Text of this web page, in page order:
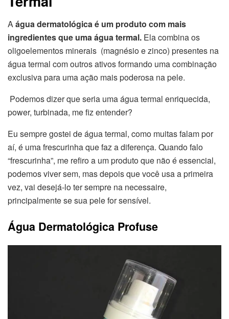
Aágua dermatológica é um produto com mais
ingredientes que uma água termal. Ela combina os
oligoelementos minerais (magnésio e zinco) presentes na
água termal com outros ativos formando uma combinação
exclusiva para uma ação mais poderosa na pele.
Podemos dizer que seria uma água termal enriquecida,
power, turbinada, me fiz entender?
Eu sempre gostei de água termal, como muitas falam por
aí, é uma frescurinha que faz a diferença. Quando falo
“frescurinha”, me refiro a um produto que não é essencial,
podemos viver sem, mas depois que você usa a primeira
vez, vai desejá-lo ter sempre na necessaire,
principalmente se sua pele for sensível.
Água Dermatológica Profuse